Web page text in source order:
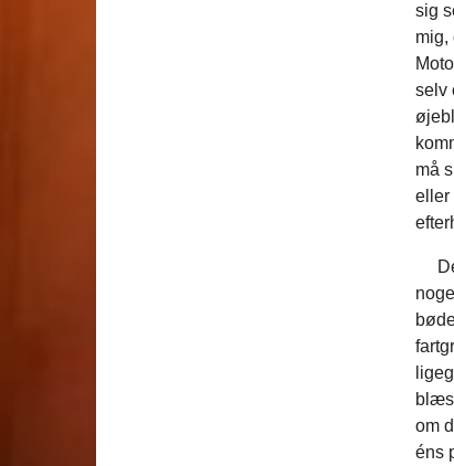
sig
mig,
selv
må
eller
om
éns